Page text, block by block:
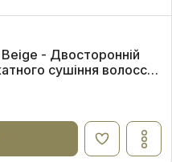
- Двосторонній
сушіння волосся